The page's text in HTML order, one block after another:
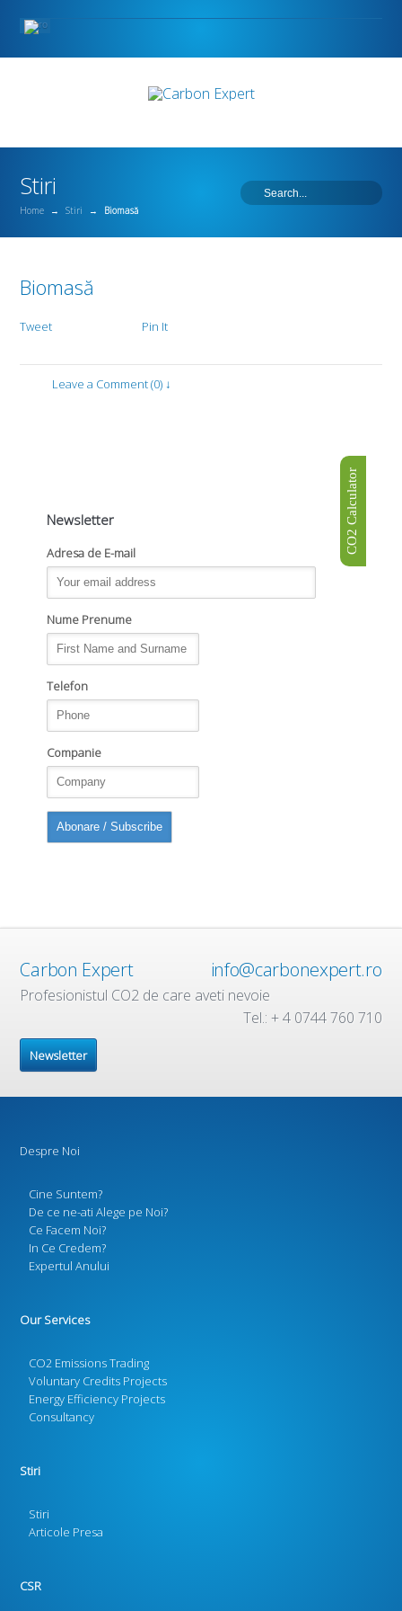
Stiri
Home → Stiri → Biomasă
Biomasă
Tweet Pin It
Leave a Comment (0) ↓
Newsletter
Adresa de E-mail
Nume Prenume
Telefon
Companie
Carbon Expert info@carbonexpert.ro
Profesionistul CO2 de care aveti nevoie
Tel.: + 4 0744 760 710
Newsletter
Despre Noi
Cine Suntem?
De ce ne-ati Alege pe Noi?
Ce Facem Noi?
In Ce Credem?
Expertul Anului
Our Services
CO2 Emissions Trading
Voluntary Credits Projects
Energy Efficiency Projects
Consultancy
Stiri
Stiri
Articole Presa
CSR
CO2 Calculator